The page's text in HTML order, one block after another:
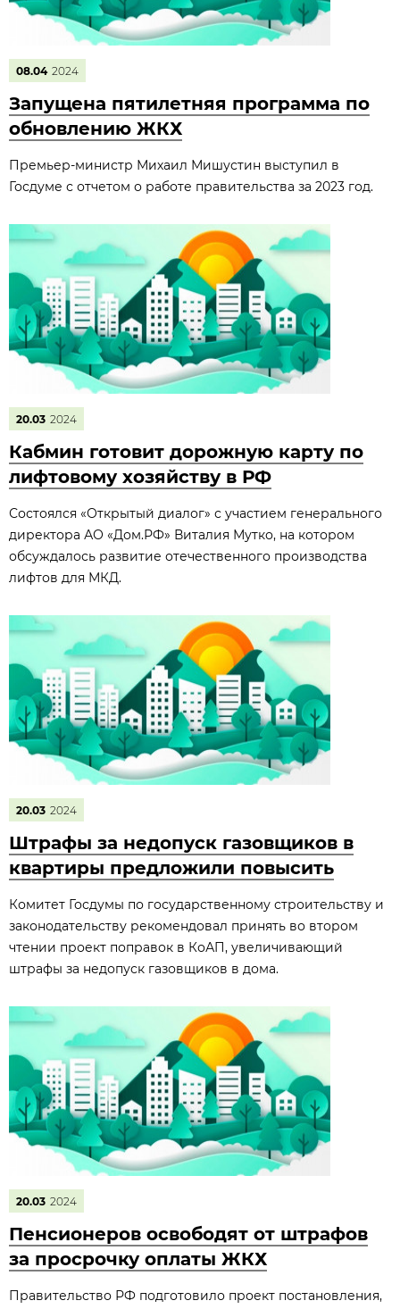
08.04 2024
Запущена пятилетняя программа по
обновлению ЖКХ
Премьер-министр Михаил Мишустин выступил в
Госдуме с отчетом о работе правительства за 2023 год.
20.03 2024
Кабмин готовит дорожную карту по
лифтовому хозяйству в РФ
Состоялся «Открытый диалог» с участием генерального
директора АО «Дом.РФ» Виталия Мутко, на котором
обсуждалось развитие отечественного производства
лифтов для МКД.
20.03 2024
Штрафы за недопуск газовщиков в
квартиры предложили повысить
Комитет Госдумы по государственному строительству и
законодательству рекомендовал принять во втором
чтении проект поправок в КоАП, увеличивающий
штрафы за недопуск газовщиков в дома.
20.03 2024
Пенсионеров освободят от штрафов
за просрочку оплаты ЖКХ
Правительство РФ подготовило проект постановления,